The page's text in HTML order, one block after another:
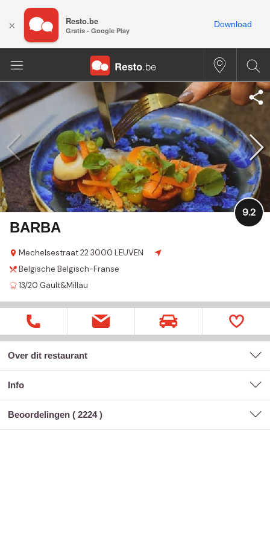
BARBA
Mechelsestraat 223000 LEUVEN
9.2
Belgische Belgisch-Franse
13/20 Gault&Millau
Over dit restaurant
Info
Beoordelingen ( 2224)
× Resto.be
Gratis - Google Play
Download